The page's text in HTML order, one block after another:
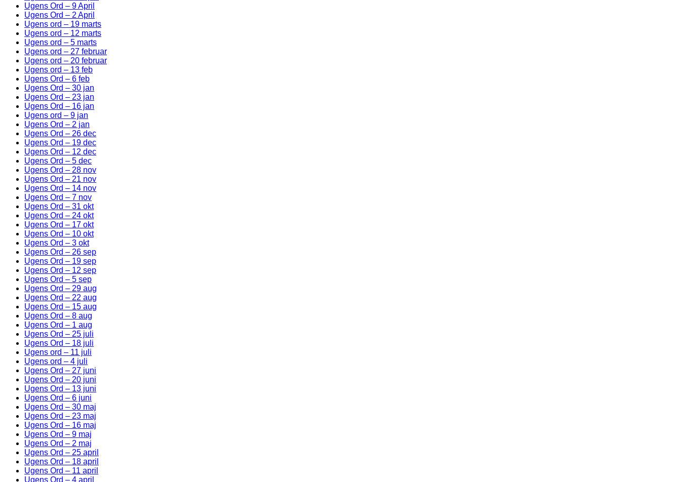
Ugens Ord – 9 April
Ugens Ord – 2 April
Ugens ord – 19 marts
Ugens ord – 12 marts
Ugens ord – 5 marts
Ugens ord – 27 februar
Ugens ord – 20 februar
Ugens ord – 13 feb
Ugens Ord – 6 feb
Ugens Ord – 30 jan
Ugens Ord – 23 jan
Ugens Ord – 16 jan
Ugens ord – 9 jan
Ugens Ord – 2 jan
Ugens Ord – 26 dec
Ugens Ord – 19 dec
Ugens Ord – 12 dec
Ugens Ord – 5 dec
Ugens Ord – 28 nov
Ugens Ord – 21 nov
Ugens Ord – 14 nov
Ugens Ord – 7 nov
Ugens Ord – 31 okt
Ugens Ord – 24 okt
Ugens Ord – 17 okt
Ugens Ord – 10 okt
Ugens Ord – 3 okt
Ugens Ord – 26 sep
Ugens Ord – 19 sep
Ugens Ord – 12 sep
Ugens Ord – 5 sep
Ugens Ord – 29 aug
Ugens Ord – 22 aug
Ugens Ord – 15 aug
Ugens Ord – 8 aug
Ugens Ord – 1 aug
Ugens Ord – 25 juli
Ugens Ord – 18 juli
Ugens ord – 11 juli
Ugens ord – 4 juli
Ugens Ord – 27 juni
Ugens Ord – 20 juni
Ugens Ord – 13 juni
Ugens Ord – 6 juni
Ugens Ord – 30 maj
Ugens Ord – 23 maj
Ugens Ord – 16 maj
Ugens Ord – 9 maj
Ugens Ord – 2 maj
Ugens Ord – 25 april
Ugens Ord – 18 april
Ugens Ord – 11 april
Ugens Ord – 4 april